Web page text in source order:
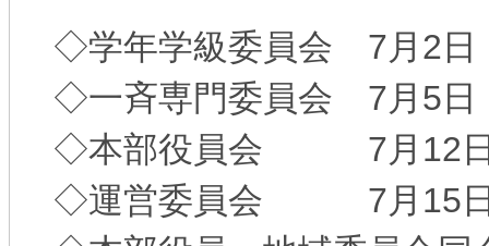
◇学年学級委員会 7月2日
◇一斉専門委員会 7月5日
◇本部役員会 7月12日
◇運営委員会 7月15日